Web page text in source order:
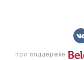
при поддержке